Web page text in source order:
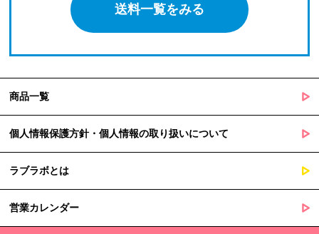
送料一覧をみる
商品一覧
個人情報保護方針・個人情報の取り扱いについて
ラブラボとは
営業カレンダー